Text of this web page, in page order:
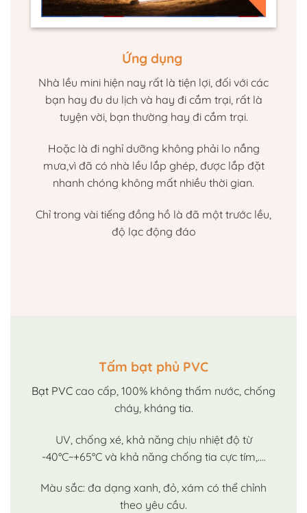
Ứng dụng
Nhà lều mini hiện nay rất là tiện lợi, đối với các
bạn hay đu du lịch và hay đi cắm trại, rất là
tuyện vời, bạn thường hay đi cắm trại.
Hoặc là đi nghỉ dưỡng không phải lo nắng
mưa,vì đã có nhà lều lắp ghép, được lắp đặt
nhanh chóng không mất nhiều thời gian.
Chỉ trong vài tiếng đồng hồ là đã một trước lều,
độ lạc động đáo
Tấm bạt phủ PVC
Bạt PVC cao cấp, 100% không thấm nước, chống
cháy, kháng tia.
UV, chống xé, khả năng chịu nhiệt độ từ
-40°C~+65°C và khả năng chống tia cực tím,….
Màu sắc: đa dạng xanh, đỏ, xám có thể chỉnh
theo yêu cầu.